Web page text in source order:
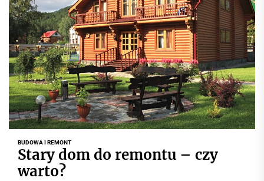
BUDOWA I REMONT
Stary dom do remontu – czy
warto?